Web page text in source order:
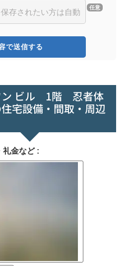
任意
ン ビル 1階 忍者体
宅設備・間取・周辺
礼金など :